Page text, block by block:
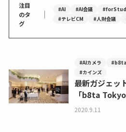
注目
のタ
グ
｜ #AI #AI会議
#テレビCM
#人財会議
#AIカメラ #b8ta
#カインズ
最新ガジェッ
「b8ta
2020.9.11